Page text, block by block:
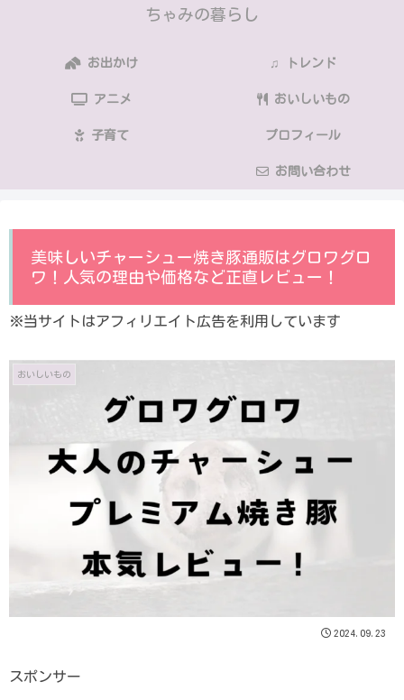
ちゃみの暮らし
お出かけ ♫ トレンド
アニメ おいしいもの
子育て プロフィール
お問い合わせ
美味しいチャーシュー焼き豚通販はグロワグロ
ワ！人気の理由や価格など正直レビュー！
※当サイトはアフィリエイト広告を利用しています
おいしいもの
2024.09.23
スポンサー